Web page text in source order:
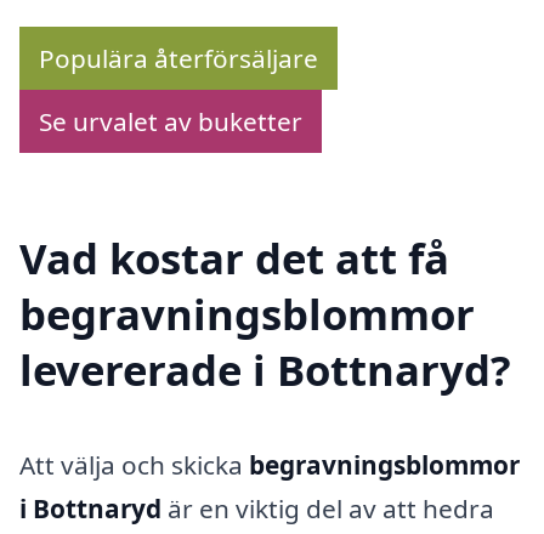
Populära återförsäljare
Se urvalet av buketter
Vad kostar det att få
begravningsblommor
levererade i Bottnaryd?
Att välja och skicka begravningsblommor
i Bottnaryd är en viktig del av att hedra